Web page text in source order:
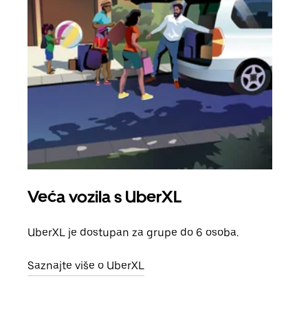
Veća vozila s UberXL
UberXL je dostupan za grupe do 6 osoba.
Saznajte više o UberXL